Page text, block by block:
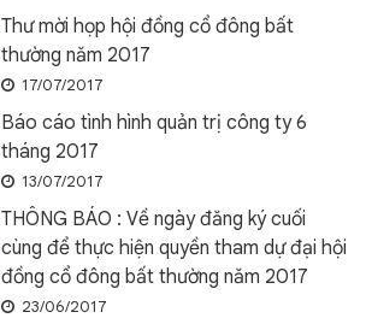
Thư mời họp hội đồng cổ đông bất
thường năm 2017
17/07/2017
Báo cáo tình hình quản trị công ty 6
tháng 2017
13/07/2017
THÔNG BÁO : Về ngày đăng ký cuối
cùng để thực hiện quyền tham dự đại hội
đồng cổ đông bất thường năm 2017
23/06/2017